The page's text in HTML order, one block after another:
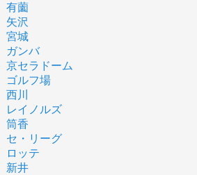
有薗
矢沢
宮城
ガンバ
京セラドーム
ゴルフ場
西川
レイノルズ
筒香
セ・リーグ
ロッテ
新井